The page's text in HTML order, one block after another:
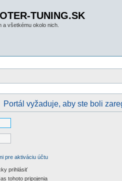
TUNING.SK
a všetkému okolo nich.
Portál vyžaduje, aby ste boli
pre aktiváciu účtu
prihlásiť
tohoto pripojenia